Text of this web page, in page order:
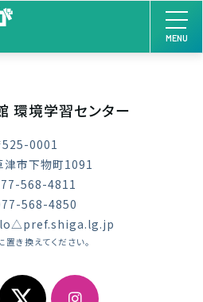
MENU
環境学習センター
525-0001
津市下物町1091
568-4811
568-4850
き換えてください。